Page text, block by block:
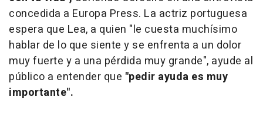
concedida a Europa Press. La actriz portuguesa
espera que Lea, a quien "le cuesta muchísimo
hablar de lo que siente y se enfrenta a un dolor
muy fuerte y a una pérdida muy grande", ayude al
público a entender que "pedir ayuda es muy
importante".